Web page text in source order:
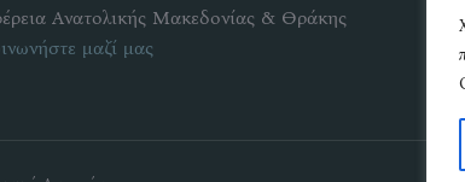
Ανατολικής Μακεδονίας & Θράκης
μαζί μας